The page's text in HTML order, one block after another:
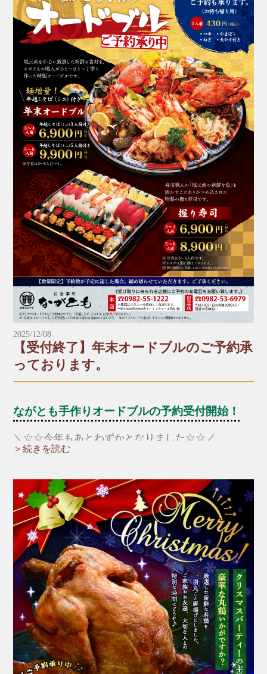
鶏を一羽丸ごと贅沢に使った「若鶏の丸鶏唐揚げ」
はいかがですか？
ご家族やお友達、大切な人との特別な時間にどうぞ♪
*+:*+:*+:【予約受付中メニュー】*+:*+:*+:
▶︎若鶏の丸鶏唐揚げ（数量限定）
一羽：1,630円（税込）
半身：1,030円（税込）
※予約数が予定に達した場合、締め切らせていただ
きます。ご了承ください。
*～:+:～*～:+:～*～*～:+:～*～:+:～*～
＼受け取りに来られる店舗にお電話でご予約をお願
い致します。／
■本店
☎︎0982-55-1222
〒883-0045日向市本町11-1 ルミエール日向1階
※電話はルミエール日向につながります。
■財光寺店
☎︎0982-53-6979
〒883-0021日向市財光寺242-1
国道10号線沿い
2025/12/08
【受付終了】年末オードブルのご予約承
っております。
ながとも手作りオードブルの予約受付開始！
＼☆☆今年もあとわずかとなりました☆☆／
年越しの家族や大切な人との団欒の時間に「ながと
ば」はいかがですか？
【予約受付中メニュー】
▶︎＼年越しそば（ミニ）付き／年末オードブル（数
量限定）
【３〜４人前】※年越しそば（ミニ）３人前付き
6,900円（税込）
【5〜6人前】※年越しそば（ミニ）5人前付き
9,900円（税込）
▶︎握り寿司（数量限定）※年越しそば（ミニ）は付
いておりません。
＞続きを読む